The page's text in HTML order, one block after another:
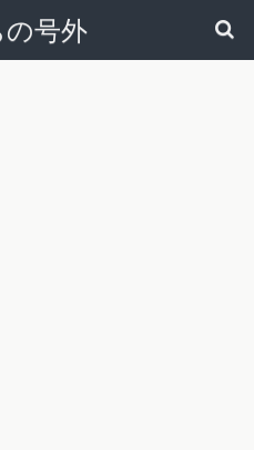
号外